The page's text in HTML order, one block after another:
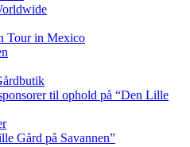
Tour in Mexico
til ophold på “Den Lille
Gård på Savannen”